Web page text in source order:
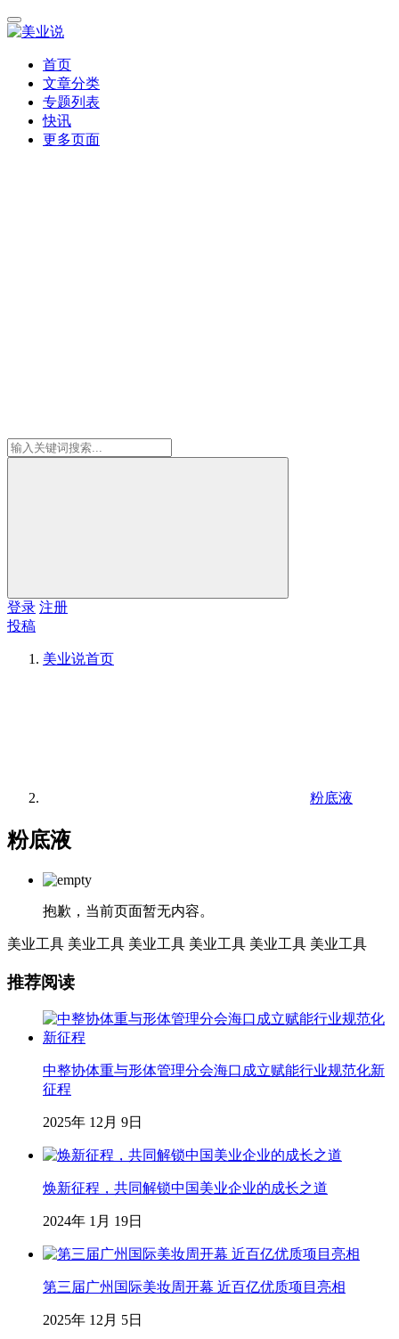
首页
文章分类
专题列表
快讯
更多页面
登录 注册
投稿
美业说首页
粉底液
粉底液
抱歉，当前页面暂无内容。
美业工具 美业工具 美业工具 美业工具 美业工具 美业工具
推荐阅读
中整协体重与形体管理分会海口成立赋能行业规范化新
征程
2025年 12月 9日
焕新征程，共同解锁中国美业企业的成长之道
2024年 1月 19日
第三届广州国际美妆周开幕 近百亿优质项目亮相
2025年 12月 5日